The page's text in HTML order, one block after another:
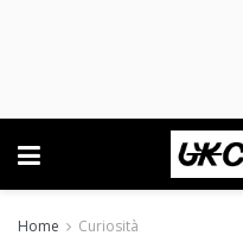
Home Curiosità